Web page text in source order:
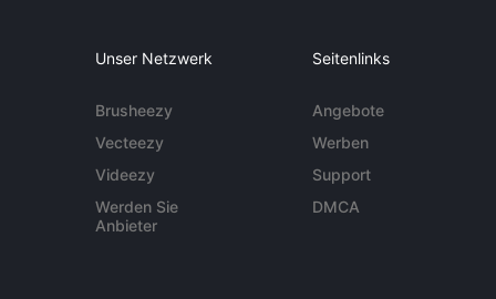
Unser Netzwerk
Brusheezy
Vecteezy
Videezy
Werden Sie
Anbieter
Seitenlinks
Angebote
Werben
Support
DMCA